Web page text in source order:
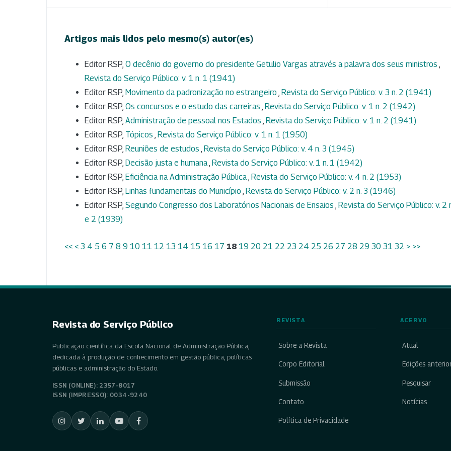
Artigos mais lidos pelo mesmo(s) autor(es)
Editor RSP, O decênio do governo do presidente Getulio Vargas através a palavra dos seus ministros ,
Revista do Serviço Público: v. 1 n. 1 (1941)
Editor RSP, Movimento da padronização no estrangeiro , Revista do Serviço Público: v. 3 n. 2 (1941)
Editor RSP, Os concursos e o estudo das carreiras , Revista do Serviço Público: v. 1 n. 2 (1942)
Editor RSP, Administração de pessoal nos Estados , Revista do Serviço Público: v. 1 n. 2 (1941)
Editor RSP, Tópicos , Revista do Serviço Público: v. 1 n. 1 (1950)
Editor RSP, Reuniões de estudos , Revista do Serviço Público: v. 4 n. 3 (1945)
Editor RSP, Decisão justa e humana, Revista do Serviço Público: v. 1 n. 1 (1942)
Editor RSP, Eficiência na Administração Pública, Revista do Serviço Público: v. 4 n. 2 (1953)
Editor RSP, Linhas fundamentais do Município , Revista do Serviço Público: v. 2 n. 3 (1946)
Editor RSP, Segundo Congresso dos Laboratórios Nacionais de Ensaios , Revista do Serviço Público: v. 2
e 2 (1939)
<< < 3 4 5 6 7 8 9 10 11 12 13 14 15 16 17 18 19 20 21 22 23 24 25 26 27 28 29 30 31 32 > >>
Revista do Serviço Público
Publicação científica da Escola Nacional de Administração Pública,
dedicada à produção de conhecimento em gestão pública, políticas
públicas e administração do Estado.
ISSN (ONLINE): 2357-8017
ISSN (IMPRESSO): 0034-9240
REVISTA
Sobre a Revista
Corpo Editorial
Submissão
Contato
Política de Privacidade
ACERVO
Atual
Edições
Pesquisar
Notícias